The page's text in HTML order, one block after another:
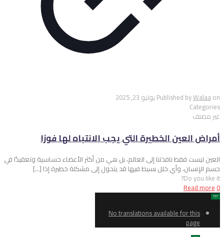
Published byWalaaon يوليو 23, 2025
Categories
غير مصنف
أمراض العين الخطيرة التي يجب الانتباه لها فورًا
العين ليست فقط نافذتنا إلى العالم، بل هي من أكثر الأعضاء حساسية وتعقيدًا في
جسم الإنسان، وأي خلل بسيط فيها قد يتحول إلى مشكلة خطيرة إذا[…]
Do you like it?
Read more
No translations available for this
page